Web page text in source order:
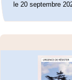
le 20 septembre